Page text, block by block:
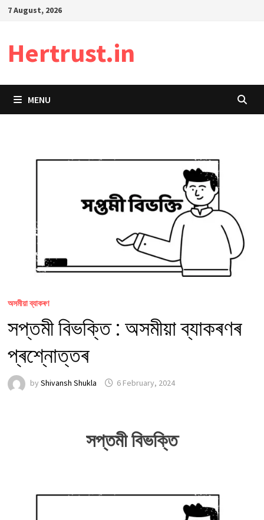
Skip7 August, 2026
Hertrust.in
MENU
অসমীয়া ব্যাকৰণ
সপ্তমী বিভক্তি : অসমীয়া ব্যাকৰণৰ
প্ৰশ্নোত্তৰ
by Shivansh Shukla 6 February, 2024
সপ্তমী বিভক্তি